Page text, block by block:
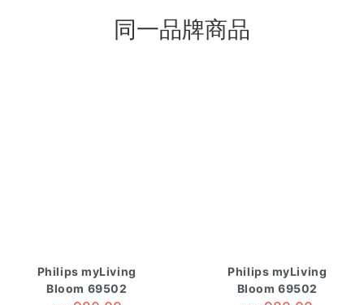
同一品牌商品
Philips myLiving
Bloom 69502
Philips myLiving
Bloom 69502